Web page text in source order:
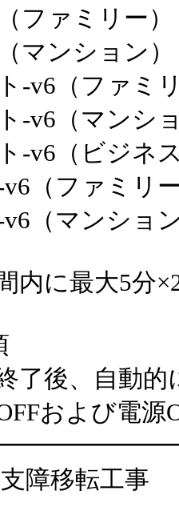
ファミリー）
マンション）
-v6（ファミ
-v6（マンシ
-v6（ビジネ
（ファミリ
（マンショ
内に最大5分
了後、自動
および電
障移転工事